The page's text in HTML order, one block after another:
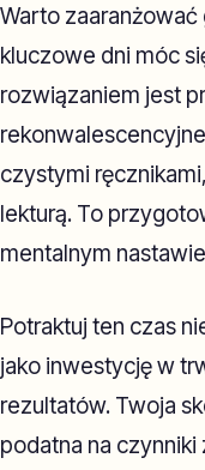
Warto
kluczowe dni móc
rozwiązaniem jest
czystymi
lekturą. To
mentalnym
Potraktuj ten czas
jako inwestycję w
rezultatów. Twoja
podatna na